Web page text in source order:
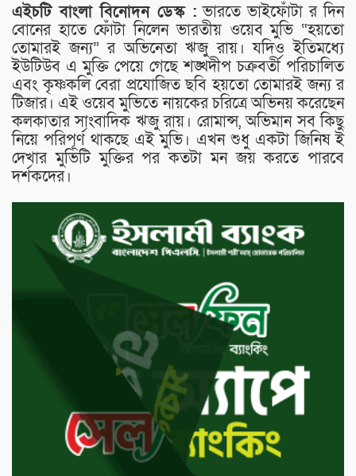
এইচটি বাংলা বিনোদন ডেস্ক : ভারতে ভাইফোঁটা র দিন
বোনের হাতে ফোঁটা নিলেন ভারতীয় ওয়েব মুভি “হয়তো
তোমারই জন্য” র অভিনেতা ঋজু রায়। যদিও ইতিমধ্যে
ইউটিউব এ মুক্তি পেয়ে গেছে শঙ্খদীপ চক্রবর্তী পরিচালিত
এবং কৃষ্ণকলি বেরা প্রযোজিত ছবি হয়তো তোমারই জন্য র
টিজার। এই ওয়েব মুভিতে নায়কের চরিত্রে অভিনয় করেছেন
কলকাতার সাংবাদিক ঋজু রায়। রোমান্স, অভিমান সব কিছু
নিয়ে পরিপূর্ণ থাকছে এই মুভি। এখন শুধু একটা জিনিষ ই
দেখার মুভিটি মুক্তির পর কতটা মন জয় করতে পারবে
দর্শকদের।